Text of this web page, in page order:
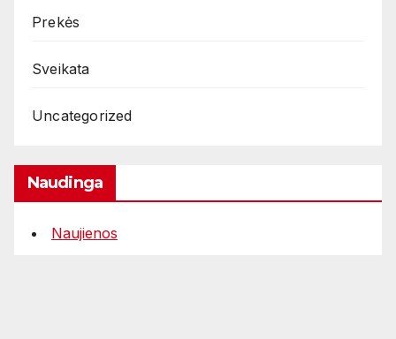
Prekės
Sveikata
Uncategorized
Naudinga
Naujienos